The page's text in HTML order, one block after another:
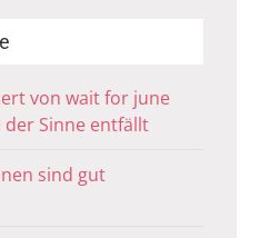
von wait for june
der Sinne entfällt
sind gut